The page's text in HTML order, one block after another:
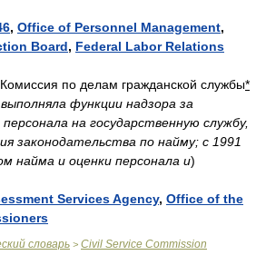
, Office of Personnel Management,
Board, Federal Labor Relations
Комиссия по делам гражданской службы*
функции надзора за
на государственную службу,
законодательства по найму; c 1991
найма и оценки персонала и)
Services Agency, Office of the
словарь > Civil Service Commission